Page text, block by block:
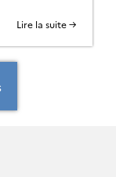
2021 /
open from
limite […]
Lire la suite →